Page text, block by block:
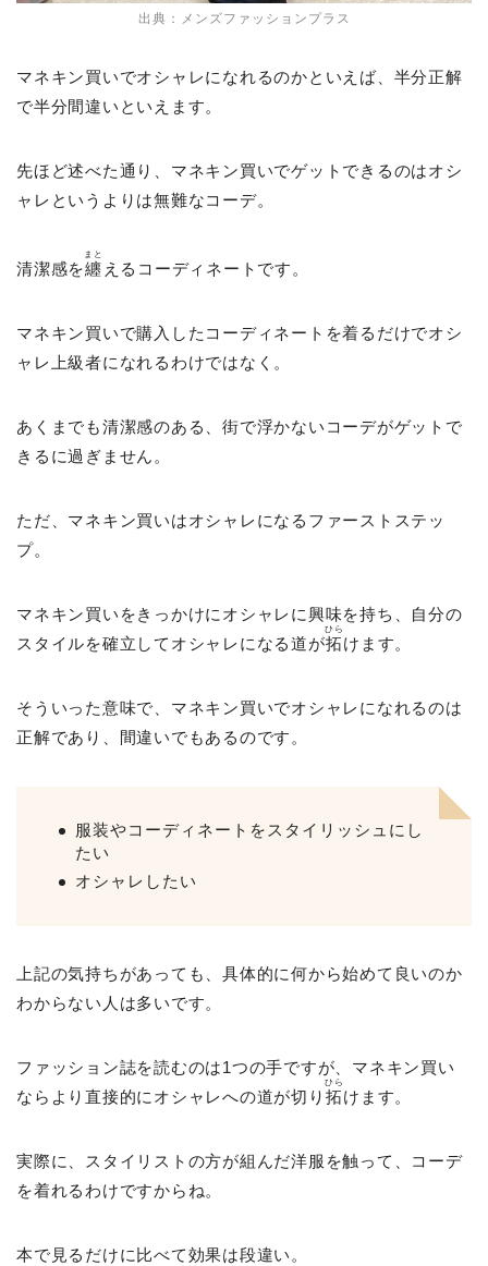
出典：メンズファッションプラス
マネキン買いでオシャレになれるのかといえば、半分正解
で半分間違いといえます。
先ほど述べた通り、マネキン買いでゲットできるのはオシ
ャレというよりは無難なコーデ。
清潔感を纏
まと
えるコーディネートです。
マネキン買いで購入したコーディネートを着るだけでオシ
ャレ上級者になれるわけではなく。
あくまでも清潔感のある、街で浮かないコーデがゲットで
きるに過ぎません。
ただ、マネキン買いはオシャレになるファーストステッ
プ。
マネキン買いをきっかけにオシャレに興味を持ち、自分の
スタイルを確立してオシャレになる道が拓
ひら
けます。
そういった意味で、マネキン買いでオシャレになれるのは
正解であり、間違いでもあるのです。
服装やコーディネートをスタイリッシュにし
たい
オシャレしたい
上記の気持ちがあっても、具体的に何から始めて良いのか
わからない人は多いです。
ファッション誌を読むのは1つの手ですが、マネキン買い
ならより直接的にオシャレへの道が切り 拓
ひら
けます。
実際に、スタイリストの方が組んだ洋服を触って、コーデ
を着れるわけですからね。
本で見るだけに比べて効果は段違い。